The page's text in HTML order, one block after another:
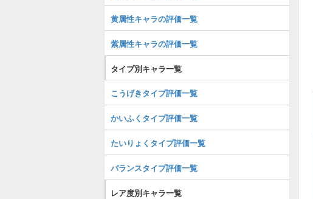
黄属性キャラの評価一覧
紫属性キャラの評価一覧
タイプ別キャラ一覧
こうげきタイプ評価一覧
かいふくタイプ評価一覧
たいりょくタイプ評価一覧
バランスタイプ評価一覧
レア度別キャラ一覧